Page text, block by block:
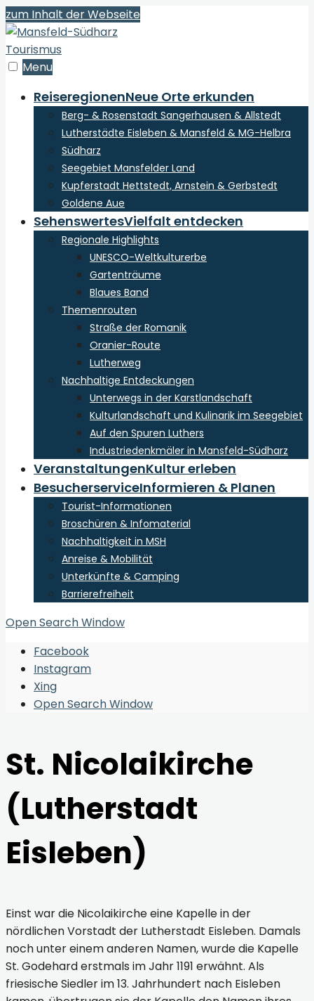
zum Inhalt der Webseite
Menu
ReiseregionenNeue Orte erkunden
Berg- & Rosenstadt Sangerhausen & Allstedt
Lutherstädte Eisleben & Mansfeld & MG-Helbra
Südharz
Seegebiet Mansfelder Land
Kupferstadt Hettstedt, Arnstein & Gerbstedt
Goldene Aue
SehenswertesVielfalt entdecken
Regionale Highlights
UNESCO-Weltkulturerbe
Gartenträume
Blaues Band
Themenrouten
Straße der Romanik
Oranier-Route
Lutherweg
Nachhaltige Entdeckungen
Unterwegs in der Karstlandschaft
Kulturlandschaft und Kulinarik im Seegebiet
Auf den Spuren Luthers
Industriedenkmäler in Mansfeld-Südharz
VeranstaltungenKultur erleben
BesucherserviceInformieren & Planen
Tourist-Informationen
Broschüren & Infomaterial
Nachhaltigkeit in MSH
Anreise & Mobilität
Unterkünfte & Camping
Barrierefreiheit
Open Search Window
Facebook
Instagram
Xing
Open Search Window
St. Nicolaikirche
(Lutherstadt
Eisleben)
Einst war die Nicolaikirche eine Kapelle in der
nördlichen Vorstadt der Lutherstadt Eisleben. Damals
noch unter einem anderen Namen, wurde die Kapelle
St. Godehard erstmals im Jahr 1191 erwähnt. Als
friesische Siedler im 13. Jahrhundert nach Eisleben